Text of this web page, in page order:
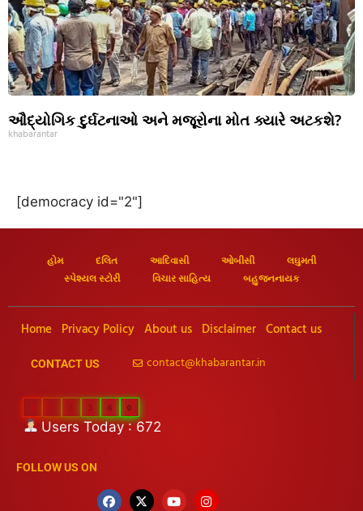
ઔદ્યોગિક દુર્ઘટનાઓ અને મજૂરોના મોત ક્યારે અટકશે?
khabarantar
[democracy id="2"]
હોમ દલિત આદિવાસી ઓબીસી
લઘુમતી
સ્પેશ્યલ સ્ટોરી
વિચાર સાહિત્ય બહુજનનાયક
Home Privacy Policy About us Disclaimer Contact us
CONTACT US contact@khabarantar.in
1 3 6 0
Users Today : 672
FOLLOW US ON